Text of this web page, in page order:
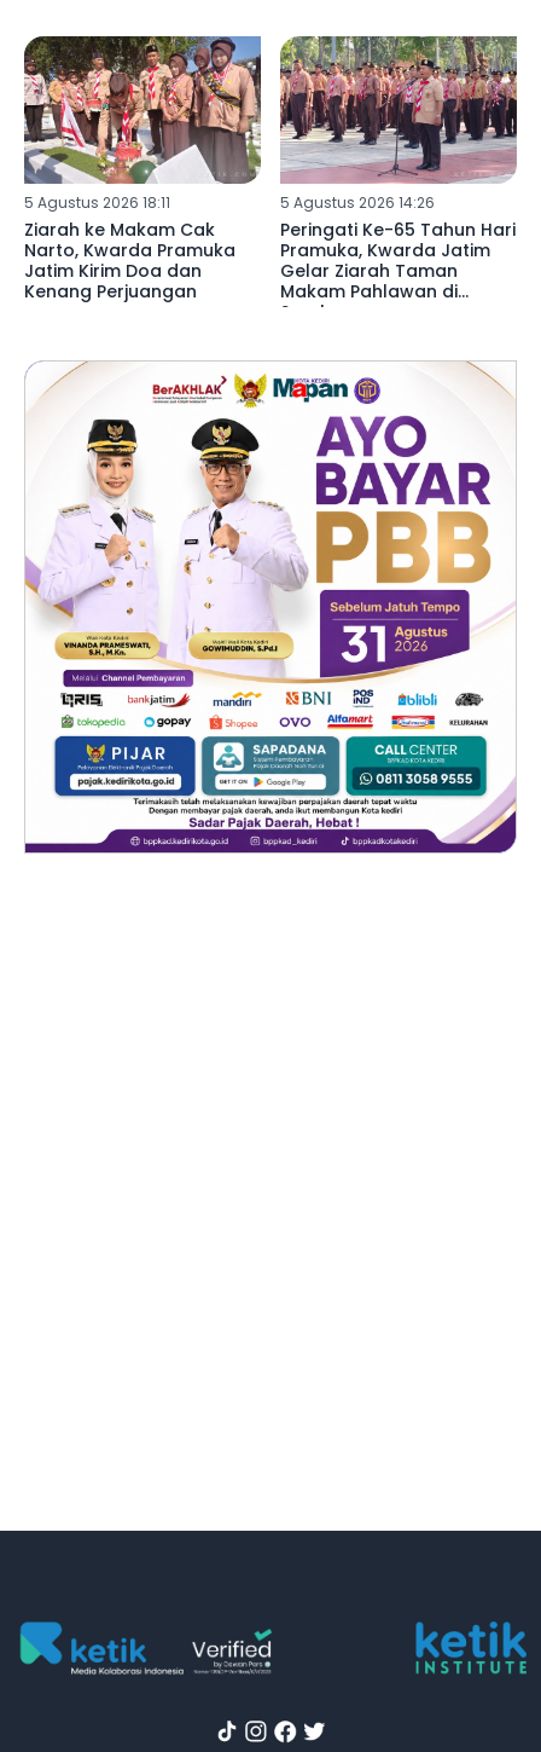
5 Agustus 2026 18:11
Ziarah ke Makam Cak
Narto, Kwarda Pramuka
Jatim Kirim Doa dan
Kenang Perjuangan
5 Agustus 2026 14:26
Peringati Ke-65 Tahun Hari
Pramuka, Kwarda Jatim
Gelar Ziarah Taman
Makam Pahlawan di
Surabaya